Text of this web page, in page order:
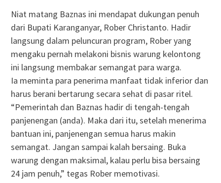
Niat matang Baznas ini mendapat dukungan penuh
dari Bupati Karanganyar, Rober Christanto. Hadir
langsung dalam peluncuran program, Rober yang
mengaku pernah melakoni bisnis warung kelontong
ini langsung membakar semangat para warga.
Ia meminta para penerima manfaat tidak inferior dan
harus berani bertarung secara sehat di pasar ritel.
“Pemerintah dan Baznas hadir di tengah-tengah
panjenengan (anda). Maka dari itu, setelah menerima
bantuan ini, panjenengan semua harus makin
semangat. Jangan sampai kalah bersaing. Buka
warung dengan maksimal, kalau perlu bisa bersaing
24 jam penuh,” tegas Rober memotivasi.